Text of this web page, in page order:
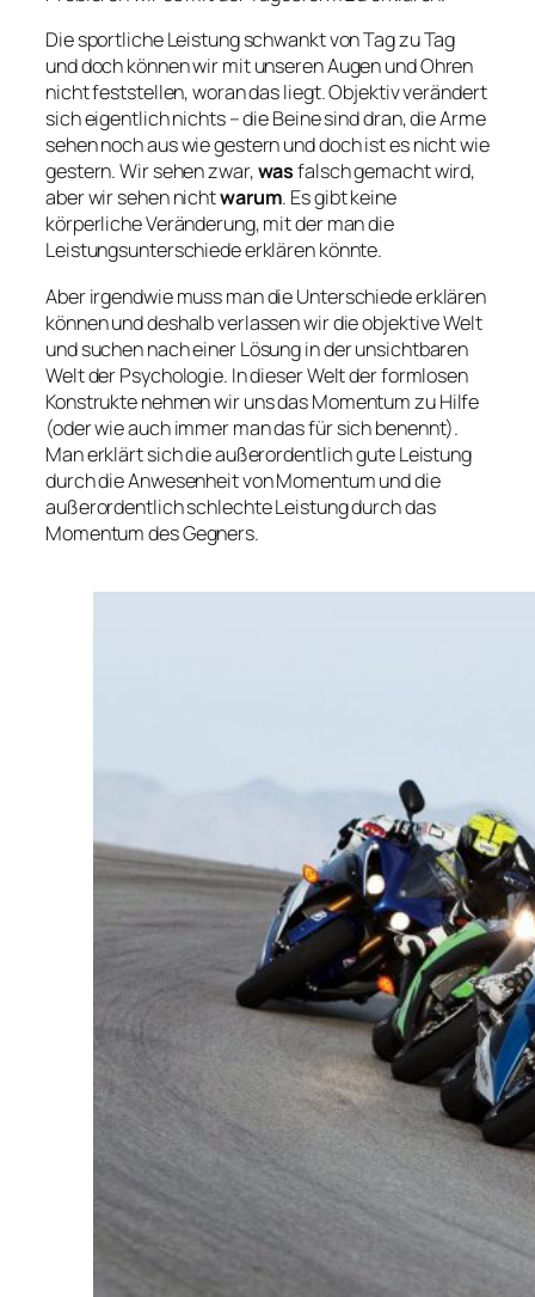
Die sportliche Leistung schwankt von Tag zu Tag
und doch können wir mit unseren Augen und Ohren
nicht feststellen, woran das liegt. Objektiv verändert
sich eigentlich nichts – die Beine sind dran, die Arme
sehen noch aus wie gestern und doch ist es nicht wie
gestern. Wir sehen zwar,wasfalsch gemacht wird,
aber wir sehen nichtwarum. Es gibt keine
körperliche Veränderung, mit der man die
Leistungsunterschiede erklären könnte.
Aber irgendwie muss man die Unterschiede erklären
können und deshalb verlassen wir die objektive Welt
und suchen nach einer Lösung in der unsichtbaren
Welt der Psychologie. In dieser Welt der formlosen
Konstrukte nehmen wir uns das Momentum zu Hilfe
(oder wie auch immer man das für sich benennt).
Man erklärt sich die außerordentlich gute Leistung
durch die Anwesenheit von Momentum und die
außerordentlich schlechte Leistung durch das
Momentum des Gegners.